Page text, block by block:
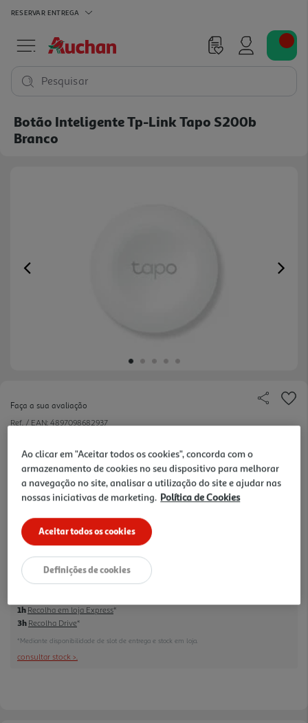
RESERVAR ENTREGA
Pesquisar
Botão Inteligente Tp-Link Tapo S200b
Branco
Previous
Faça a sua avaliação
Ref. / EAN: 4897098682937
TP-LINK SMART BUTTON, 868 MHZ, BATTERY
POWERED(CR2032)
14,99 €
1h Recolha em loja Express*
3h Recolha Drive*
*Mediante disponibilidade de slot de entrega e stock em loja.
consultar stock >.
Ao clicar em "Aceitar todos os cookies", concorda com o
armazenamento de cookies no seu dispositivo para melhorar
a navegação no site, analisar a utilização do site e ajudar nas
nossas iniciativas de marketing. Política de Cookies
Aceitar todos os cookies
Definições de cookies